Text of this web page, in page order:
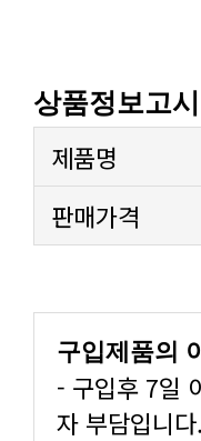
상품정보고시
제품명
판매가격
구입제품의
자 부담입니다.